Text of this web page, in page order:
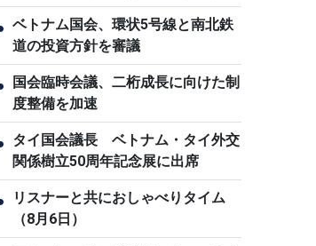
を指示
ベトナム国会、環状5号線と南北鉄
道の投資方針を審議
国会臨時会議、二桁成長に向けた制
度整備を加速
タイ国会議長 ベトナム・タイ外交
関係樹立50周年記念展に出席
リスナーと共におしゃべりタイム
（8月6日）